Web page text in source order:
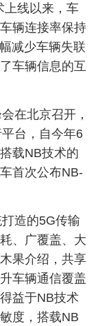
上线以来，车
辆连接率保持
减少车辆失联
车辆信息的互
在北京召开，
台，自今年6
载NB技术的
首次公布NB-
造的5G传输
、广覆盖、大
果介绍，共享
车辆通信覆盖
益于NB技术
度，搭载NB